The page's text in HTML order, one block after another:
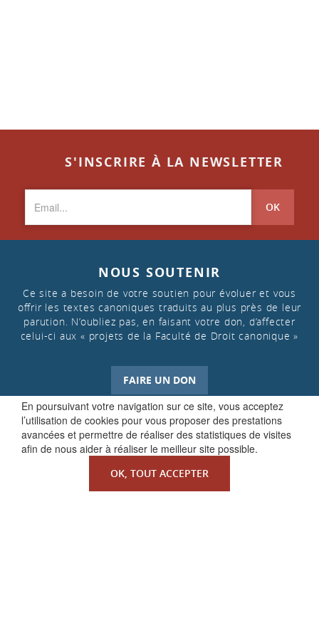
En poursuivant votre navigation sur ce site, vous acceptez
l’utilisation de cookies pour vous proposer des prestations
avancées et permettre de réaliser des statistiques de visites
afin de nous aider à réaliser le meilleur site possible.
OK, TOUT ACCEPTER
S'INSCRIRE À LA NEWSLETTER
OK
NOUS SOUTENIR
Ce site a besoin de votre soutien pour évoluer et vous
offrir les textes canoniques traduits au plus près de leur
parution. N’oubliez pas, en faisant votre don, d’affecter
celui-ci aux « projets de la Faculté de Droit canonique »
FAIRE UN DON